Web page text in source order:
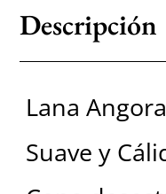
Descripción
Lana Angora
Suave y